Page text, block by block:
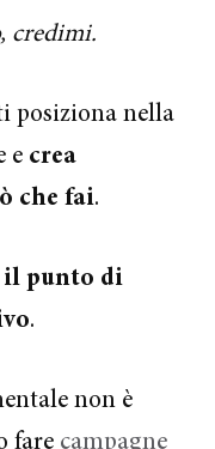
credimi.
posiziona nella
e crea
che fai.
il punto di
.
non è
fare campagne